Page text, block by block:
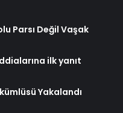
Parsı Değil Vaşak
ilk yanıt
Yakalandı